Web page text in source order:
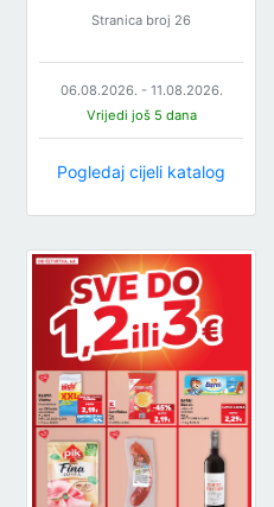
Stranica broj 26
06.08.2026. - 11.08.2026.
Vrijedi još 5 dana
Pogledaj cijeli katalog